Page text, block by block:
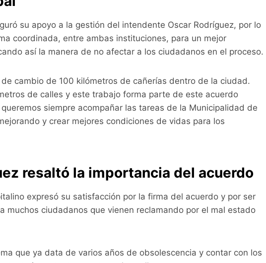
su apoyo a la gestión del intendente Oscar Rodríguez, por lo
coordinada, entre ambas instituciones, para un mejor
así la manera de no afectar a los ciudadanos en el proceso.
cambio de 100 kilómetros de cañerías dentro de la ciudad.
de calles y este trabajo forma parte de este acuerdo
siempre acompañar las tareas de la Municipalidad de
y crear mejores condiciones de vidas para los
resaltó la importancia del acuerdo
expresó su satisfacción por la firma del acuerdo y por ser
muchos ciudadanos que vienen reclamando por el mal estado
que ya data de varios años de obsolescencia y contar con los